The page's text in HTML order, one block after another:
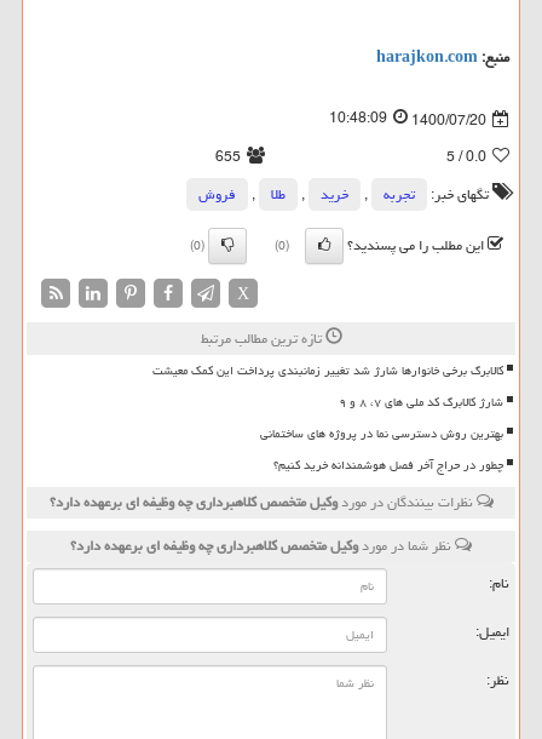
منبع:harajkon.com
1400/07/20
10:48:09
0.0
/ 5
655
تگهای خبر:
تجربه , خرید , طلا ,
فروش
این مطلب را می پسندید؟
(0)
(0)
X
تازه ترین مطالب مرتبط
کالابرگ برخی خانوارها شارژ شد تغییر زمانبندی پرداخت این کمک معیشت
شارژ کالابرگ کد ملی های ۷، ۸ و ۹
بهترین روش دسترسی نما در پروژه های ساختمانی
چطور در حراج آخر فصل هوشمندانه خرید کنیم؟
نظرات بینندگان در موردوکیل متخصص کلاهبرداری چه وظیفه ای برعهده دارد؟
نظر شما در موردوکیل متخصص کلاهبرداری چه وظیفه ای برعهده دارد؟
نام:
ایمیل:
نظر: